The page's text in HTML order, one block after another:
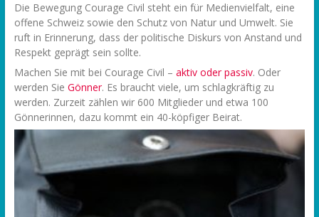
Die Bewegung Courage Civil steht ein für Medienvielfalt, eine
offene Schweiz sowie den Schutz von Natur und Umwelt. Sie
ruft in Erinnerung, dass der politische Diskurs von Anstand und
Respekt geprägt sein sollte.
Machen Sie mit bei Courage Civil – aktiv oder passiv. Oder
werden Sie Gönner. Es braucht viele, um schlagkräftig zu
werden. Zurzeit zählen wir 600 Mitglieder und etwa 100
Gönnerinnen, dazu kommt ein 40-köpfiger Beirat.